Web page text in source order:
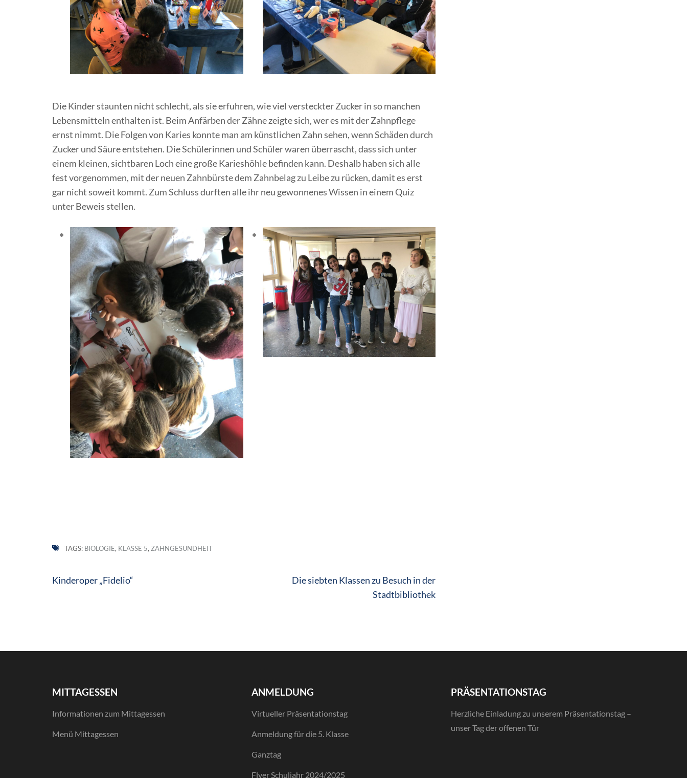
Die Kinder staunten nicht schlecht, als sie erfuhren, wie viel versteckter Zucker in so manchen
Lebensmitteln enthalten ist. Beim Anfärben der Zähne zeigte sich, wer es mit der Zahnpflege
ernst nimmt. Die Folgen von Karies konnte man am künstlichen Zahn sehen, wenn Schäden durch
Zucker und Säure entstehen. Die Schülerinnen und Schüler waren überrascht, dass sich unter
einem kleinen, sichtbaren Loch eine große Karieshöhle befinden kann. Deshalb haben sich alle
fest vorgenommen, mit der neuen Zahnbürste dem Zahnbelag zu Leibe zu rücken, damit es erst
gar nicht soweit kommt. Zum Schluss durften alle ihr neu gewonnenes Wissen in einem Quiz
unter Beweis stellen.
TAGS: BIOLOGIE, KLASSE 5, ZAHNGESUNDHEIT
Beitragsnavigation
Kinderoper „Fidelio“
Die siebten Klassen zu Besuch in der
Stadtbibliothek
MITTAGESSEN
Informationen zum Mittagessen
Menü Mittagessen
ANMELDUNG
Virtueller Präsentationstag
Anmeldung für die 5. Klasse
Ganztag
Flyer Schuljahr 2024/2025
PRÄSENTATIONSTAG
Herzliche Einladung zu unserem Präsentationstag –
unser Tag der offenen Tür